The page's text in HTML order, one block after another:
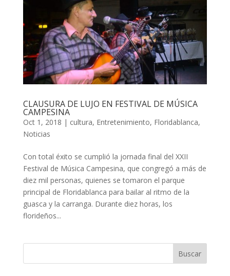
CLAUSURA DE LUJO EN FESTIVAL DE MÚSICA
CAMPESINA
Oct 1, 2018 | cultura, Entretenimiento, Floridablanca,
Noticias
Con total éxito se cumplió la jornada final del XXII
Festival de Música Campesina, que congregó a más de
diez mil personas, quienes se tomaron el parque
principal de Floridablanca para bailar al ritmo de la
guasca y la carranga. Durante diez horas, los
florideños...
Buscar